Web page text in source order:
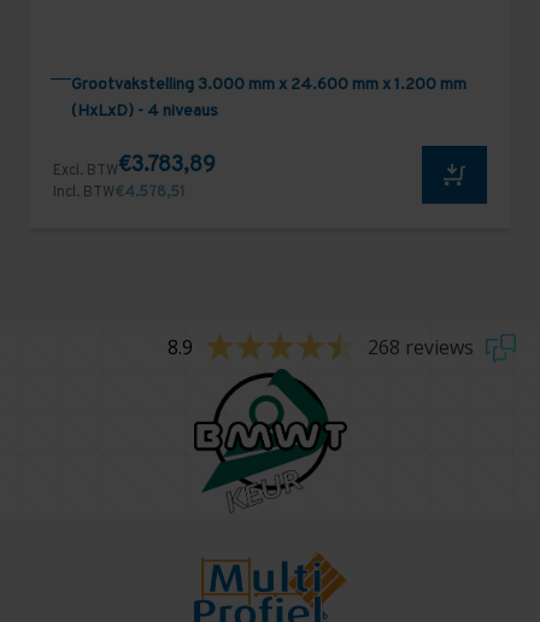
Grootvakstelling 3.000 mm x 24.600 mm x 1.200 mm
(HxLxD) - 4 niveaus
Excl. BTW€3.783,89
Incl. BTW€4.578,51
8.9 268 reviews